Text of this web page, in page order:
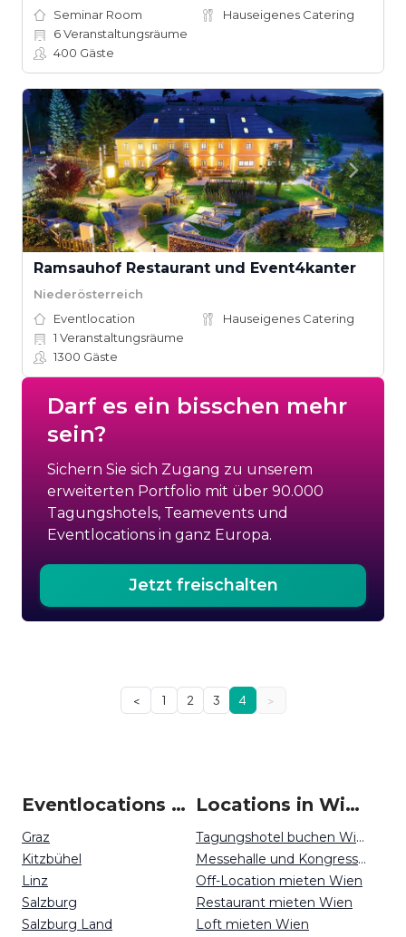
Seminar Room
Hauseigenes Catering
6Veranstaltungsräume
400 Gäste
Ramsauhof Restaurant und Event4kanter
Niederösterreich
Eventlocation
Hauseigenes Catering
1 Veranstaltungsräume
1300 Gäste
Darf es ein bisschen mehr
sein?
Sichern Sie sich Zugang zu unserem
erweiterten Portfolio mit über 90.000
Tagungshotels, Teamevents und
Eventlocations in ganz Europa.
Jetzt freischalten
< 1 2 3 4 >
Eventlocations um Wien
Graz
Kitzbühel
Linz
Salzburg
Salzburg Land
Locations in Wien mieten
Tagungshotel buchen Wien
Messehalle und Kongresszentrum mieten Wien
Off-Location mieten Wien
Restaurant mieten Wien
Loft mieten Wien